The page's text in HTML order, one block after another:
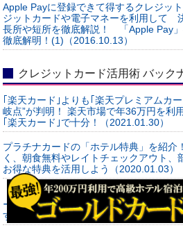
Apple Payに登録できて得するクレジッ
ジットカードや電子マネーを利用して
長所や短所を徹底解説！ 「Apple Pay
徹底解明！(1)（2016.10.13）
クレジットカード活用術 バック
｢楽天カード｣よりも｢楽天プレミアムカ
岐点”が判明！ 楽天市場で年36万円を利
｢楽天カード｣で十分！（2021.01.30）
プラチナカードの「ホテル特典」を紹介
く、朝食無料やレイトチェックアウト、
お得な特典を活用しよう（2020.01.03）
「キャッシュレス・消費者還元事業」
ードや電子マネーなど「キャッシュレ
する仕組みを活用しよう！（2019.12.30